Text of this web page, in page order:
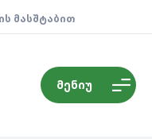
მასშტაბით
მენიუ